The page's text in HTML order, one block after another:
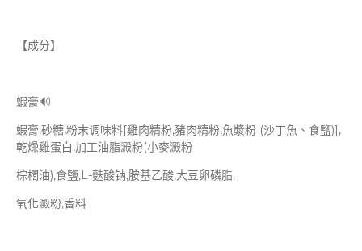
【成分】
蝦膏🔊
蝦膏,砂糖,粉末调味料[雞肉精粉,豬肉精粉,魚漿粉 (沙丁魚、食鹽)],
乾燥雞蛋白,加工油脂澱粉(小麥澱粉
棕櫚油),食鹽,L-麩酸钠,胺基乙酸,大豆卵磷脂,
氧化澱粉,香料